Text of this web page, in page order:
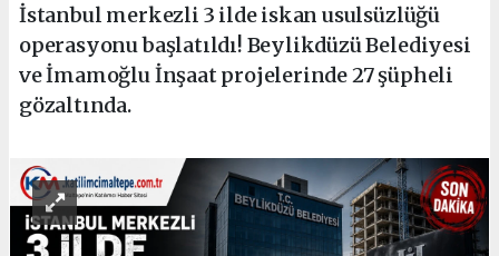
İstanbul merkezli 3 ilde iskan usulsüzlüğü
operasyonu başlatıldı! Beylikdüzü Belediyesi
ve İmamoğlu İnşaat projelerinde 27 şüpheli
gözaltında.